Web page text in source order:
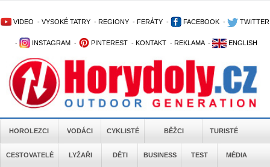
VIDEO - VYSOKÉ TATRY - REGIONY - FERÁTY - FACEBOOK - TWITTER
- INSTAGRAM - PINTEREST - KONTAKT - REKLAMA - ENGLISH
HOROLEZCI VODÁCI CYKLISTÉ BĚŽCI TURISTÉ
CESTOVATELÉ LYŽAŘI DĚTI BUSINESS TEST MÉDIA